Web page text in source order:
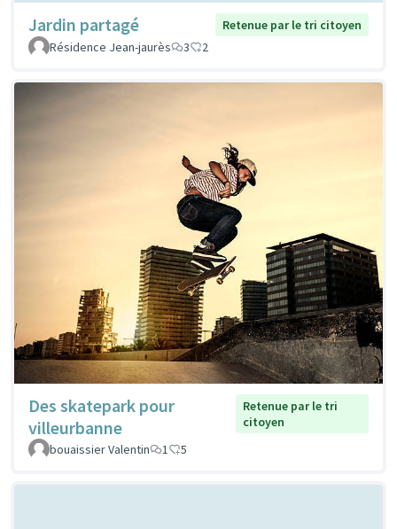
Jardin partagé
Retenue par le tri citoyen
Résidence Jean-jaurès
3 2
Des skatepark pour
villeurbanne
Retenue par le tri
citoyen
bouaissier Valentin
1 5